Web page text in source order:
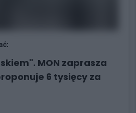
MON zaprasza
6 tysięcy za